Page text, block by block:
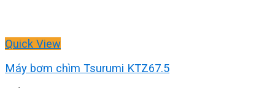
Quick View
Máy bơm chìm Tsurumi KTZ67.5